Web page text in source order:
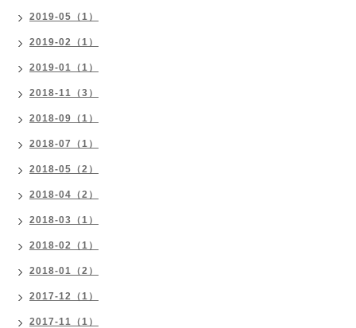
2019-05（1）
2019-02（1）
2019-01（1）
2018-11（3）
2018-09（1）
2018-07（1）
2018-05（2）
2018-04（2）
2018-03（1）
2018-02（1）
2018-01（2）
2017-12（1）
2017-11（1）